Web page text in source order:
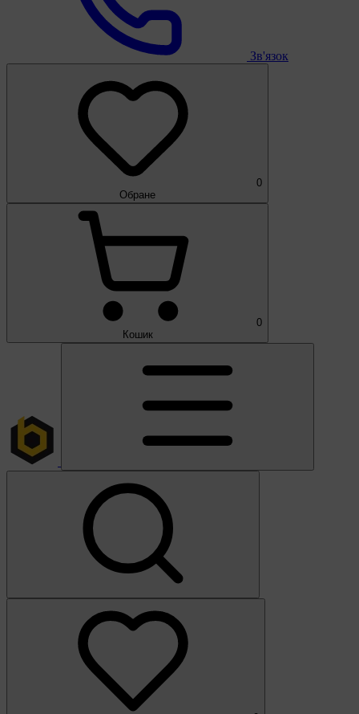
Зв'язок
0
Обране
0
Кошик